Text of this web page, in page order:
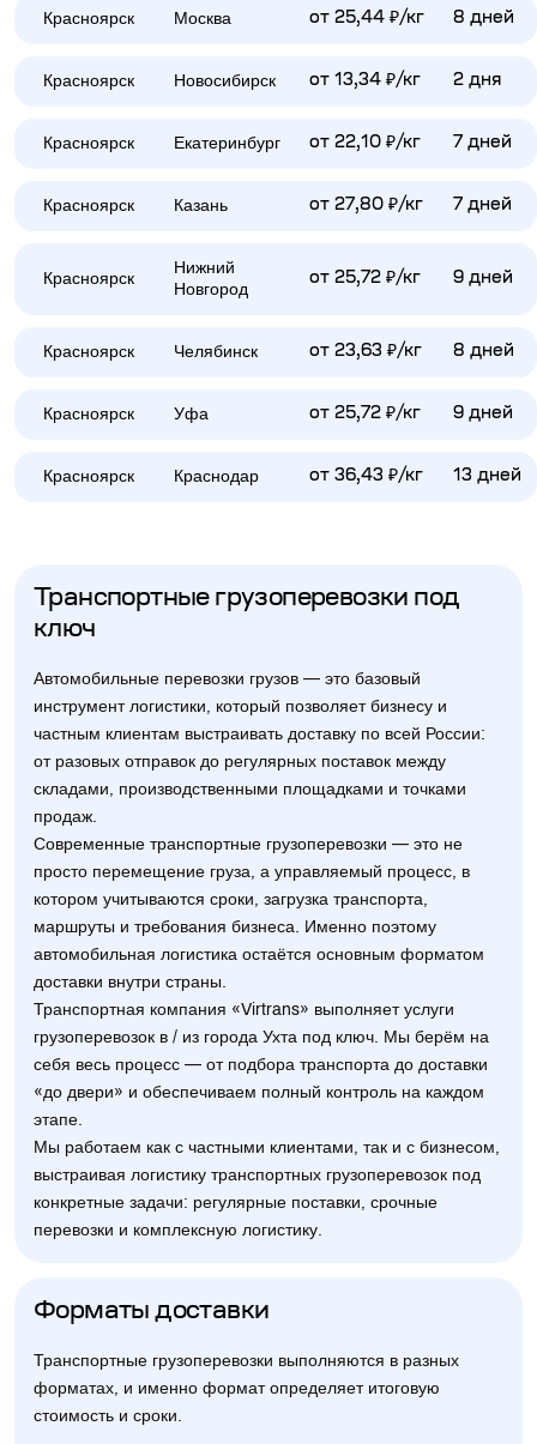
Красноярск Москва от 25,44 ₽/кг 8 дней
Красноярск Новосибирск от 13,34 ₽/кг 2 дня
Красноярск Екатеринбург от 22,10 ₽/кг 7 дней
Красноярск Казань от 27,80 ₽/кг 7 дней
Красноярск
Нижний
Новгород
от 25,72 ₽/кг 9 дней
Красноярск Челябинск от 23,63 ₽/кг 8 дней
Красноярск Уфа от 25,72 ₽/кг 9 дней
Красноярск Краснодар от 36,43 ₽/кг 13 дней
Транспортные грузоперевозки под
ключ
Автомобильные перевозки грузов — это базовый
инструмент логистики, который позволяет бизнесу и
частным клиентам выстраивать доставку по всей России:
от разовых отправок до регулярных поставок между
складами, производственными площадками и точками
продаж.
Современные транспортные грузоперевозки — это не
просто перемещение груза, а управляемый процесс, в
котором учитываются сроки, загрузка транспорта,
маршруты и требования бизнеса. Именно поэтому
автомобильная логистика остаётся основным форматом
доставки внутри страны.
Транспортная компания «Virtrans» выполняет услуги
грузоперевозок в / из города Ухта под ключ. Мы берём на
себя весь процесс — от подбора транспорта до доставки
«до двери» и обеспечиваем полный контроль на каждом
этапе.
Мы работаем как с частными клиентами, так и с бизнесом,
выстраивая логистику транспортных грузоперевозок под
конкретные задачи: регулярные поставки, срочные
перевозки и комплексную логистику.
Форматы доставки
Транспортные грузоперевозки выполняются в разных
форматах, и именно формат определяет итоговую
стоимость и сроки.